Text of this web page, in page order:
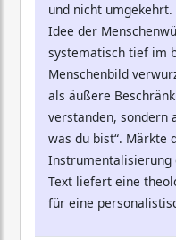
und nicht
Idee der
systematisch tief im
Menschenbild
als äußere
verstanden, sondern
was du bist“. Märkte
Instrumentalisierung
Text liefert eine
für eine